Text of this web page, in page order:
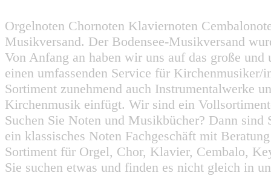
Orgelnoten Chornoten Klaviernoten
Musikversand. Der Bodensee-Musikversand
Von Anfang an haben wir uns auf das große
einen umfassenden Service für
Sortiment zunehmend auch Instrumentalwerke
Kirchenmusik einfügt. Wir sind ein
Suchen Sie Noten und Musikbücher? Dann
ein klassisches Noten Fachgeschäft mit
Sortiment für Orgel, Chor, Klavier, Cembalo,
Sie suchen etwas und finden es nicht gleich in